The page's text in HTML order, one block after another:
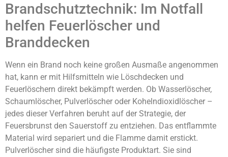
Brandschutztechnik: Im Notfall
helfen Feuerlöscher und
Branddecken
Wenn ein Brand noch keine großen Ausmaße angenommen
hat, kann er mit Hilfsmitteln wie Löschdecken und
Feuerlöschern direkt bekämpft werden. Ob Wasserlöscher,
Schaumlöscher, Pulverlöscher oder Kohelndioxidlöscher –
jedes dieser Verfahren beruht auf der Strategie, der
Feuersbrunst den Sauerstoff zu entziehen. Das entflammte
Material wird separiert und die Flamme damit erstickt.
Pulverlöscher sind die häufigste Produktart. Sie sind